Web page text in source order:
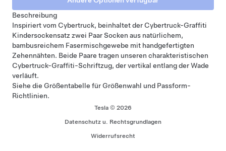
Beschreibung
Inspiriert vom Cybertruck, beinhaltet der Cybertruck-Graffiti
Kindersockensatz zwei Paar Socken aus natürlichem,
bambusreichem Fasermischgewebe mit handgefertigten
Zehennähten. Beide Paare tragen unseren charakteristischen
Cybertruck-Graffiti-Schriftzug, der vertikal entlang der Wade
verläuft.
Siehe die Größentabelle für Größenwahl und Passform-
Richtlinien.
Tesla © 2026
Datenschutz u. Rechtsgrundlagen
Widerrufsrecht